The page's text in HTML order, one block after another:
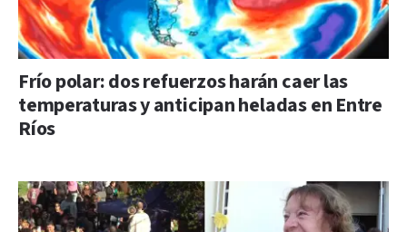
Frío polar: dos refuerzos harán caer las
temperaturas y anticipan heladas en Entre
Ríos